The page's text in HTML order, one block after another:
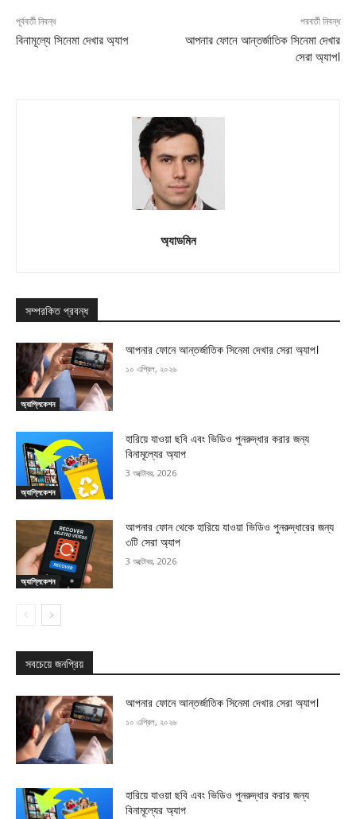
পূর্ববর্তী নিবন্ধ
বিনামূল্যে সিনেমা দেখার অ্যাপ
পরবর্তী নিবন্ধ
আপনার ফোনে আন্তর্জাতিক সিনেমা দেখার
সেরা অ্যাপ।
অ্যাডমিন
সম্পরকিত প্রবন্ধ
অ্যাপ্লিকেশন
আপনার ফোনে আন্তর্জাতিক সিনেমা দেখার সেরা অ্যাপ।
১০ এপ্রিল, ২০২৬
অ্যাপ্লিকেশন
হারিয়ে যাওয়া ছবি এবং ভিডিও পুনরুদ্ধার করার জন্য
বিনামূল্যের অ্যাপ
3 অক্টোবর, 2026
অ্যাপ্লিকেশন
আপনার ফোন থেকে হারিয়ে যাওয়া ভিডিও পুনরুদ্ধারের জন্য
৩টি সেরা অ্যাপ
3 অক্টোবর, 2026
সবচেয়ে জনপ্রিয়
আপনার ফোনে আন্তর্জাতিক সিনেমা দেখার সেরা অ্যাপ।
১০ এপ্রিল, ২০২৬
হারিয়ে যাওয়া ছবি এবং ভিডিও পুনরুদ্ধার করার জন্য
বিনামূল্যের অ্যাপ